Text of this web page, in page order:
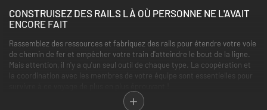
CONSTRUISEZ DES RAILS LÀ OÙ PERSONNE NE L'AVAIT
ENCORE FAIT
Rassemblez des ressources et fabriquez des rails pour étendre votre voie
de chemin de fer et empêcher votre train d'atteindre le bout de la ligne.
Mais attention, il n'y a qu'un seul outil de chaque type. La coopération et
la coordination avec les membres de votre équipe sont essentielles pour